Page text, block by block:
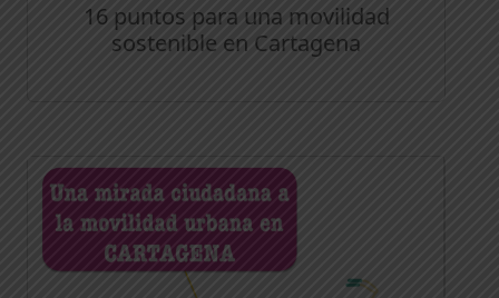
16 puntos para una movilidad
sostenible en Cartagena